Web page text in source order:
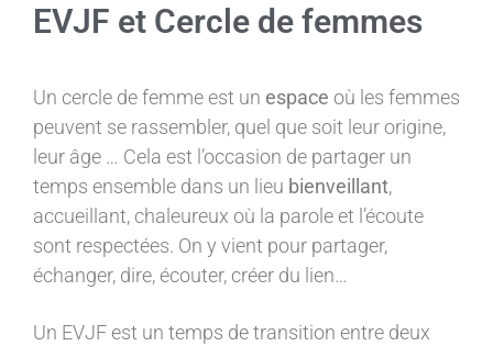
EVJF et Cercle de femmes
Un cercle de femme est un espace où les femmes
peuvent se rassembler, quel que soit leur origine,
leur âge … Cela est l’occasion de partager un
temps ensemble dans un lieu bienveillant,
accueillant, chaleureux où la parole et l’écoute
sont respectées. On y vient pour partager,
échanger, dire, écouter, créer du lien…
Un EVJF est un temps de transition entre deux